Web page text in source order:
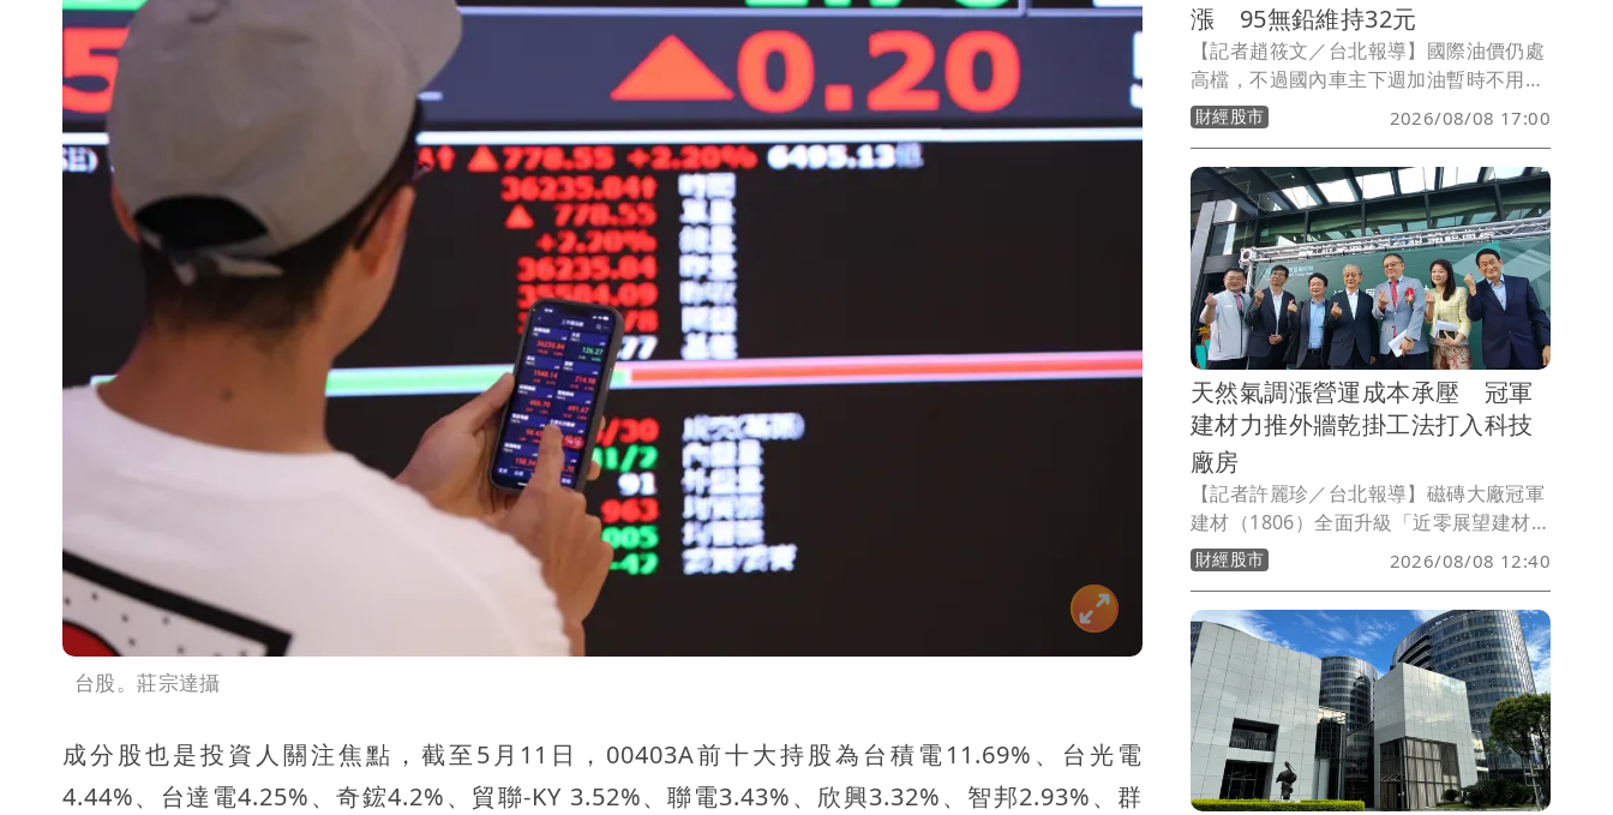
台股。莊宗達攝
成分股也是投資人關注焦點，截至5月11日，00403A前十大持股為台積電11.69%、台光電
4.44%、台達電4.25%、奇鋐4.2%、貿聯-KY 3.52%、聯電3.43%、欣興3.32%、智邦2.93%、群
漲 95無鉛維持32元
【記者趙筱文／台北報導】國際油價仍處
高檔，不過國內車主下週加油暫時不用多
掏錢！台灣中油今（8）日宣布，自下週
一（10日）凌晨零時起至8月16日晚上12
時止，汽、柴油價格全面維持不調整，92
無鉛汽油每公升30.5元、95無鉛汽油32.0
元、98無鉛汽油34.0元，超級柴油則為
29.3元。
財經股市 2026/08/08 17:00
天然氣調漲營運成本承壓 冠軍
建材力推外牆乾掛工法打入科技
廠房
【記者許麗珍／台北報導】磁磚大廠冠軍
建材（1806）全面升級「近零展望建材
館」正式開館，總經理林祐字表示近期工
業用天然氣價格調漲後，估計公司每月成
本增加約百萬元，已成為營運最大成本壓
力之一，公司因此增加機能型與低碳建材
產品比重，籍產品差異化改善毛利結構，
其中成大實驗室測試的科技節能石可降低
室溫6度，是最佳外牆乾化和屋頂隔熱材
料，針對科技廠多數偏好綠建築，將力推
至科技公司辦公建物及科技廠房。
財經股市 2026/08/08 12:40